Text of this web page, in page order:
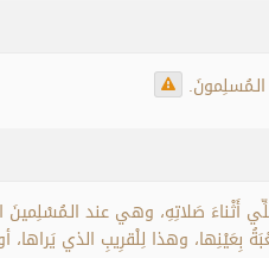
أَثْناءَ صَلاتِهِ، وهي عند
بِعَيْنِها، وهذا لِلْقرِيبِ الذي يَراها،